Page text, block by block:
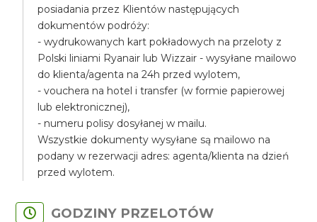
posiadania przez Klientów następujących
dokumentów podróży:
- wydrukowanych kart pokładowych na przeloty z
Polski liniami Ryanair lub Wizzair - wysyłane mailowo
do klienta/agenta na 24h przed wylotem,
- vouchera na hotel i transfer (w formie papierowej
lub elektronicznej),
- numeru polisy dosyłanej w mailu.
Wszystkie dokumenty wysyłane są mailowo na
podany w rezerwacji adres: agenta/klienta na dzień
przed wylotem.
GODZINY PRZELOTÓW